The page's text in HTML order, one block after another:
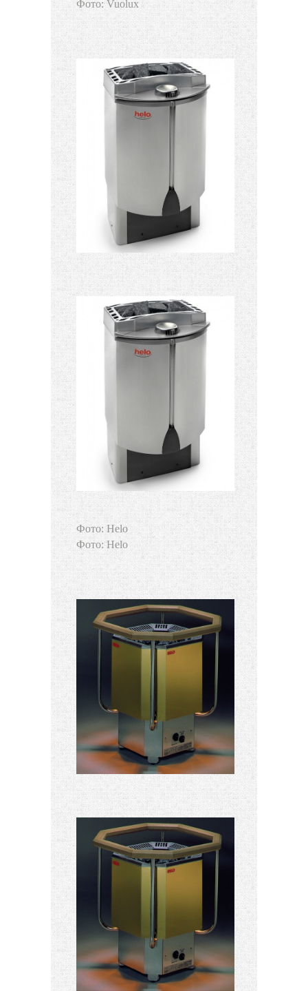
Фото: Vuolux
Фото: Helo
Фото: Helo